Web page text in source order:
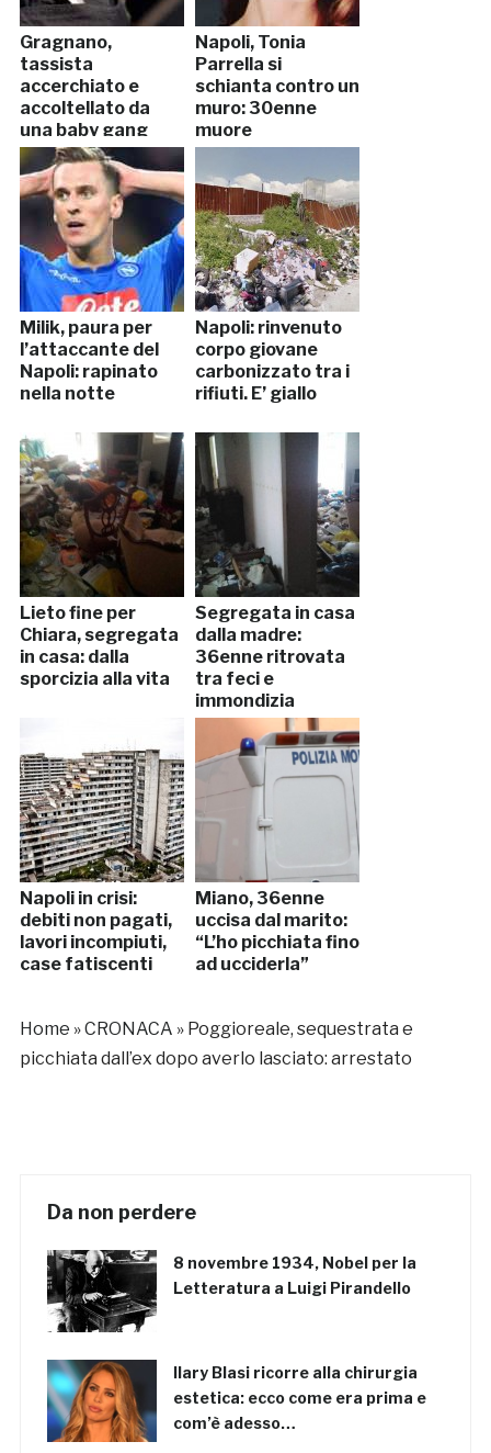
Gragnano,
tassista
accerchiato e
accoltellato da
una baby gang
Napoli, Tonia
Parrella si
schianta contro un
muro: 30enne
muore
Milik, paura per
l’attaccante del
Napoli: rapinato
nella notte
Napoli: rinvenuto
corpo giovane
carbonizzato tra i
rifiuti. E’ giallo
Lieto fine per
Chiara, segregata
in casa: dalla
sporcizia alla vita
Segregata in casa
dalla madre:
36enne ritrovata
tra feci e
immondizia
Napoli in crisi:
debiti non pagati,
lavori incompiuti,
case fatiscenti
Miano, 36enne
uccisa dal marito:
“L’ho picchiata fino
ad ucciderla”
Home »CRONACA » Poggioreale, sequestrata e
picchiata dall’ex dopo averlo lasciato: arrestato
Da non perdere
8 novembre 1934, Nobel per la
Letteratura a Luigi Pirandello
Ilary Blasi ricorre alla chirurgia
estetica: ecco come era prima e
com’è adesso…